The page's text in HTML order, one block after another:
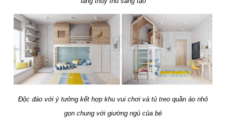
Độc đáo với ý tưởng kết hợp khu vui chơi và tủ treo quần áo nhỏ
gọn chung với giường ngủ của bé